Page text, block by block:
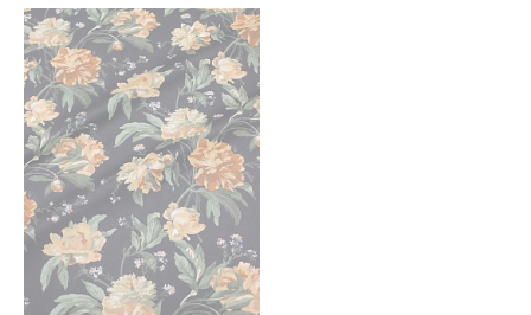
Секретная рассылка от Купава